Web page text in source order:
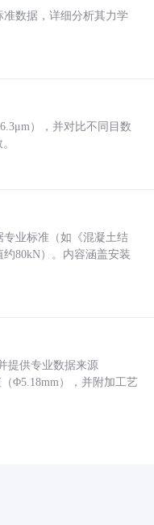
准数据，详细分析其力学
），并对比不同目数
业标准（如《混凝土结
80kN）。内容涵盖安装
提供专业数据来源
Φ5.18mm），并附加工艺